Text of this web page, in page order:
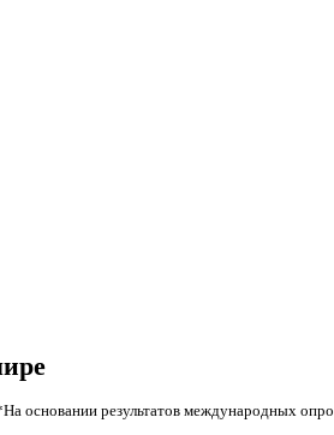
основании результатов международных